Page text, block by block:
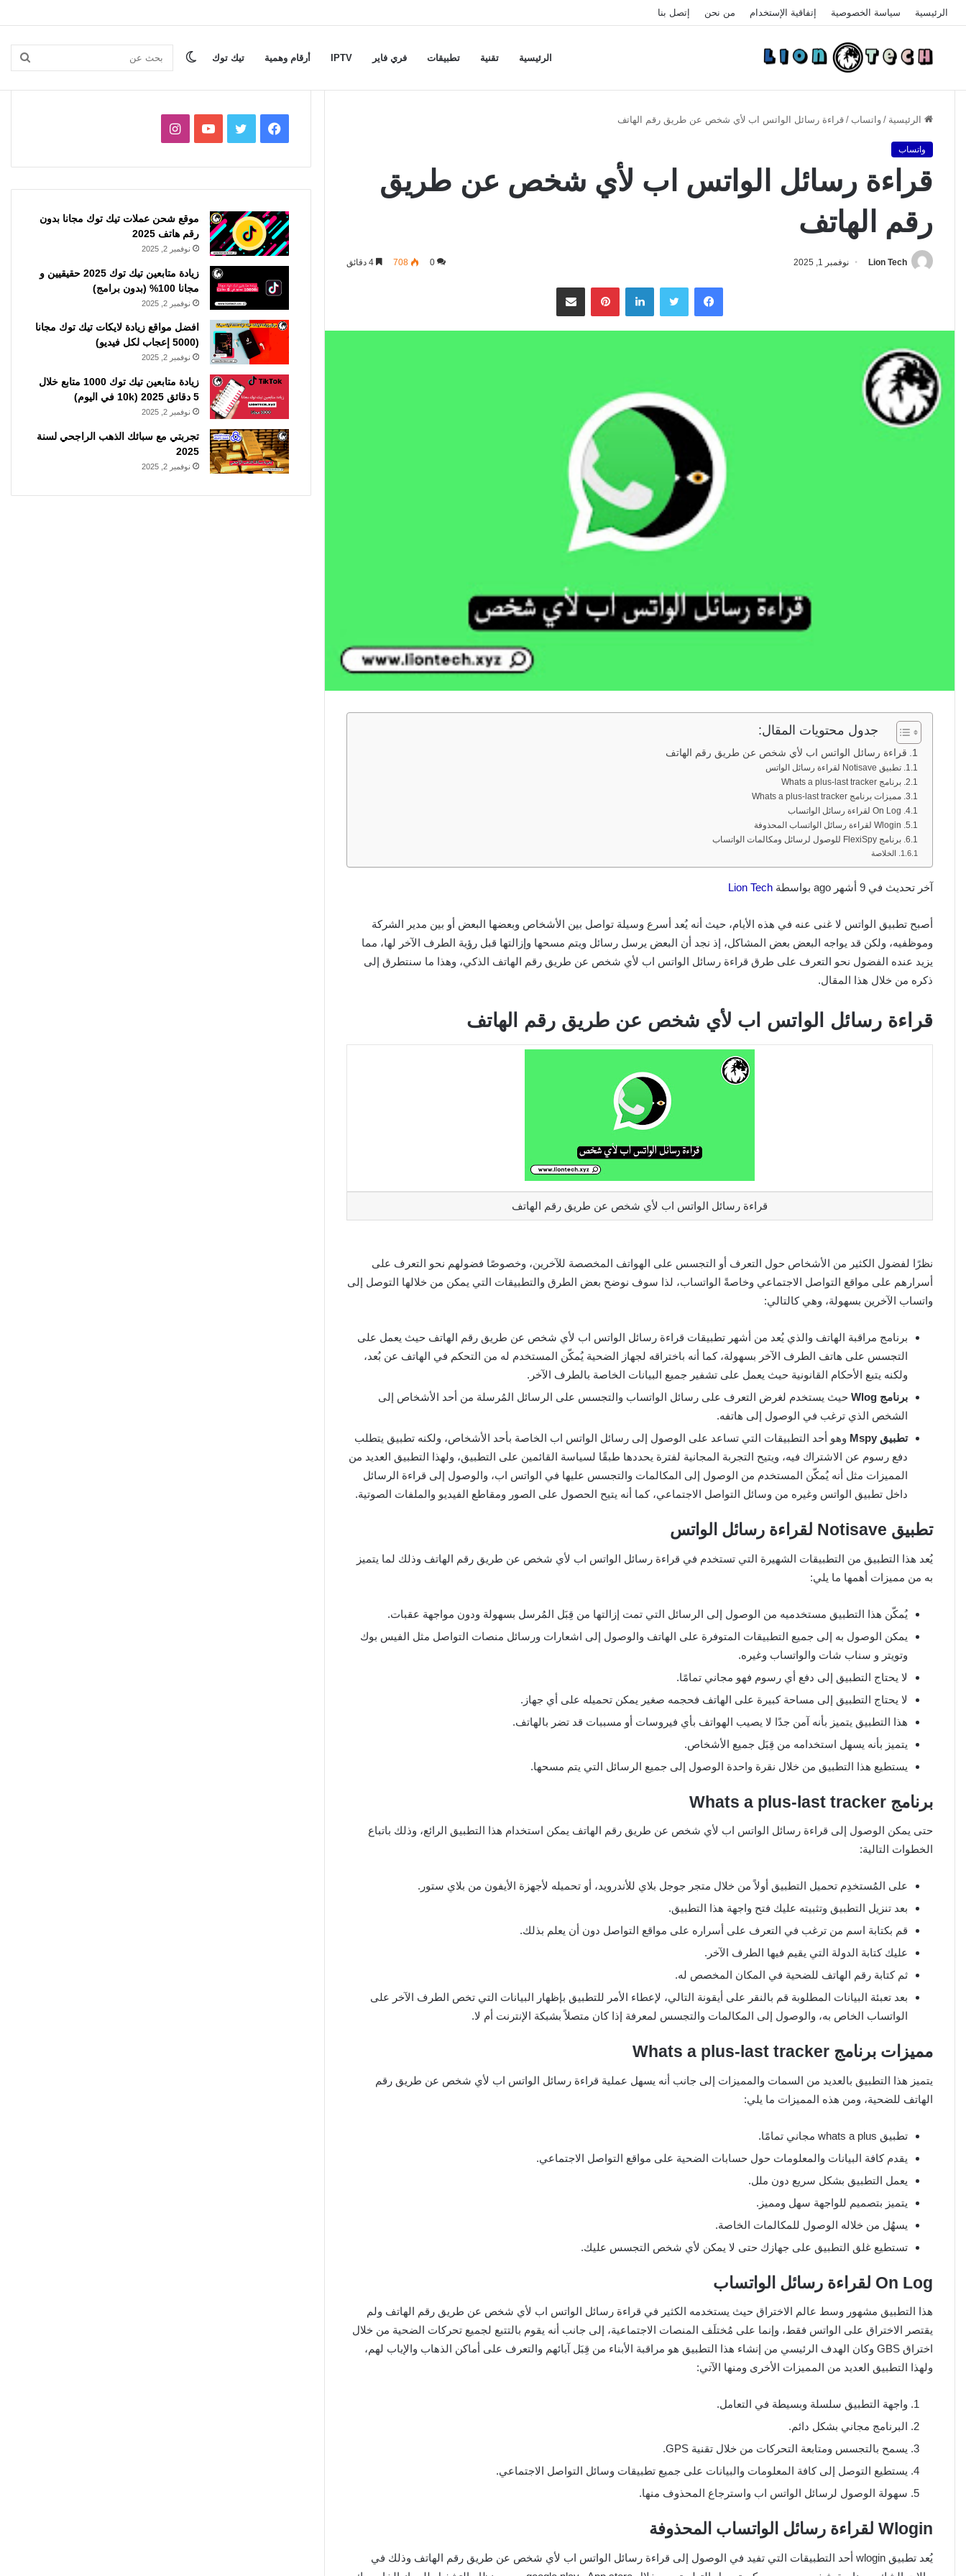
الرئيسية سياسة الخصوصية إتفاقية الإستخدام من نحن إتصل بنا
الرئيسية تقنية تطبيقات فري فاير IPTV أرقام وهمية تيك توك بحث الوضع
المظلم الرئيسية / واتساب / قراءة رسائل الواتس اب لأي شخص عن طريق رقم الهاتف
واتساب
قراءة رسائل الواتس اب لأي شخص عن طريق
رقم الهاتف
Lion Tech نوفمبر 1, 2025 0
708
فيسبوك تويتر لينكدإن بينتيريستمشاركة عبر البريد
جدول محتويات المقال:
قراءة رسائل الواتس اب لأي شخص عن طريق رقم الهاتف
تطبيق Notisave لقراءة رسائل الواتس
برنامج Whats a plus-last tracker
مميزات برنامج Whats a plus-last tracker
On Log لقراءة رسائل الواتساب
Wlogin لقراءة رسائل الواتساب المحذوفة
برنامج FlexiSpy للوصول لرسائل ومكالمات الواتساب
الخلاصة
آخر تحديث في 9 أشهر ago بواسطة Lion Tech
أصبح تطبيق الواتس لا غنى عنه في هذه الأيام، حيث أنه يُعد أسرع وسيلة تواصل بين الأشخاص وبعضها البعض أو بين مدير الشركة
وموظفيه، ولكن قد يواجه البعض بعض المشاكل، إذ نجد أن البعض يرسل رسائل ويتم مسحها وإزالتها قبل رؤية الطرف الآخر لها، مما
يزيد عنده الفضول نحو التعرف على طرق قراءة رسائل الواتس اب لأي شخص عن طريق رقم الهاتف الذكي، وهذا ما سنتطرق إلى
ذكره من خلال هذا المقال.
قراءة رسائل الواتس اب لأي شخص عن طريق رقم الهاتف
قراءة رسائل الواتس اب لأي شخص عن طريق رقم الهاتف
نظرًا لفضول الكثير من الأشخاص حول التعرف أو التجسس على الهواتف المخصصة للآخرين، وخصوصًا فضولهم نحو التعرف على
أسرارهم على مواقع التواصل الاجتماعي وخاصةً الواتساب، لذا سوف نوضح بعض الطرق والتطبيقات التي يمكن من خلالها التوصل إلى
واتساب الآخرين بسهولة، وهي كالتالي:
برنامج مراقبة الهاتف والذي يُعد من أشهر تطبيقات قراءة رسائل الواتس اب لأي شخص عن طريق رقم الهاتف حيث يعمل على
التجسس على هاتف الطرف الآخر بسهولة، كما أنه باختراقه لجهاز الضحية يُمكّن المستخدم له من التحكم في الهاتف عن بُعد،
ولكنه يتبع الأحكام القانونية حيث يعمل على تشفير جميع البيانات الخاصة بالطرف الآخر.
برنامج Wlog
حيث يستخدم لغرض التعرف على رسائل الواتساب والتجسس على الرسائل المُرسلة من أحد الأشخاص إلى
الشخص الذي ترغب في الوصول إلى هاتفه.
تطبيق Mspy
وهو أحد التطبيقات التي تساعد على الوصول إلى رسائل الواتس اب الخاصة بأحد الأشخاص، ولكنه تطبيق يتطلب
دفع رسوم عن الاشتراك فيه، ويتيح التجربة المجانية لفترة يحددها طبقًا لسياسة القائمين على التطبيق، ولهذا التطبيق العديد من
المميزات مثل أنه يُمكّن المستخدم من الوصول إلى المكالمات والتجسس عليها في الواتس اب، والوصول إلى قراءة الرسائل
داخل تطبيق الواتس وغيره من وسائل التواصل الاجتماعي، كما أنه يتيح الحصول على الصور ومقاطع الفيديو والملفات الصوتية.
تطبيق Notisave لقراءة رسائل الواتس
يُعد هذا التطبيق من التطبيقات الشهيرة التي تستخدم في قراءة رسائل الواتس اب لأي شخص عن طريق رقم الهاتف وذلك لما يتميز
به من مميزات أهمها ما يلي:
يُمكّن هذا التطبيق مستخدميه من الوصول إلى الرسائل التي تمت إزالتها من قِبَل المُرسل بسهولة ودون مواجهة عقبات.
يمكن الوصول به إلى جميع التطبيقات المتوفرة على الهاتف والوصول إلى اشعارات ورسائل منصات التواصل مثل الفيس بوك
وتويتر و سناب شات والواتساب وغيره.
لا يحتاج التطبيق إلى دفع أي رسوم فهو مجاني تمامًا.
لا يحتاج التطبيق إلى مساحة كبيرة على الهاتف فحجمه صغير يمكن تحميله على أي جهاز.
هذا التطبيق يتميز بأنه آمن جدًا لا يصيب الهواتف بأي فيروسات أو مسببات قد تضر بالهاتف.
يتميز بأنه يسهل استخدامه من قِبَل جميع الأشخاص.
يستطيع هذا التطبيق من خلال نقرة واحدة الوصول إلى جميع الرسائل التي يتم مسحها.
برنامج Whats a plus-last tracker
حتى يمكن الوصول إلى قراءة رسائل الواتس اب لأي شخص عن طريق رقم الهاتف يمكن استخدام هذا التطبيق الرائع، وذلك باتباع
الخطوات التالية:
على المُستخدِم تحميل التطبيق أولاً من خلال متجر جوجل بلاي للأندرويد، أو تحميله لأجهزة الأيفون من بلاي ستور.
بعد تنزيل التطبيق وتثبيته عليك فتح واجهة هذا التطبيق.
قم بكتابة اسم من ترغب في التعرف على أسراره على مواقع التواصل دون أن يعلم بذلك.
عليك كتابة الدولة التي يقيم فيها الطرف الآخر.
ثم كتابة رقم الهاتف للضحية في المكان المخصص له.
بعد تعبئة البيانات المطلوبة قم بالنقر على أيقونة التالي، لإعطاء الأمر للتطبيق بإظهار البيانات التي تخص الطرف الآخر على
الواتساب الخاص به، والوصول إلى المكالمات والتجسس لمعرفة إذا كان متصلاً بشبكة الإنترنت أم لا.
مميزات برنامج Whats a plus-last tracker
يتميز هذا التطبيق بالعديد من السمات والمميزات إلى جانب أنه يسهل عملية قراءة رسائل الواتس اب لأي شخص عن طريق رقم
الهاتف للضحية، ومن هذه المميزات ما يلي:
تطبيق whats a plus مجاني تمامًا.
يقدم كافة البيانات والمعلومات حول حسابات الضحية على مواقع التواصل الاجتماعي.
يعمل التطبيق بشكل سريع دون ملل.
يتميز بتصميم للواجهة سهل ومميز.
يسهُل من خلاله الوصول للمكالمات الخاصة.
تستطيع غلق التطبيق على جهازك حتى لا يمكن لأي شخص التجسس عليك.
On Log لقراءة رسائل الواتساب
هذا التطبيق مشهور وسط عالم الاختراق حيث يستخدمه الكثير في قراءة رسائل الواتس اب لأي شخص عن طريق رقم الهاتف ولم
يقتصر الاختراق على الواتس فقط، وإنما على مُختلَف المنصات الاجتماعية، إلى جانب أنه يقوم بالتتبع لجميع تحركات الضحية من خلال
اختراق GBS وكان الهدف الرئيسي من إنشاء هذا التطبيق هو مراقبة الأبناء من قِبَل آبائهم والتعرف على أماكن الذهاب والإياب لهم،
ولهذا التطبيق العديد من المميزات الأخرى ومنها الآتي:
واجهة التطبيق سلسلة وبسيطة في التعامل.
البرنامج مجاني بشكل دائم.
يسمح بالتجسس ومتابعة التحركات من خلال تقنية GPS.
يستطيع التوصل إلى كافة المعلومات والبيانات على جميع تطبيقات وسائل التواصل الاجتماعي.
سهولة الوصول لرسائل الواتس اب واسترجاع المحذوف منها.
Wlogin لقراءة رسائل الواتساب المحذوفة
يُعد تطبيق wlogin أحد التطبيقات التي تفيد في الوصول إلى قراءة رسائل الواتس اب لأي شخص عن طريق رقم الهاتف وذلك في
فيسبوكتويتر يوتيوبانستقرام
موقع شحن عملات تيك توك مجانا بدون
رقم هاتف 2025
نوفمبر 2, 2025
زيادة متابعين تيك توك 2025 حقيقيين و
مجانا 100% (بدون برامج)
نوفمبر 2, 2025
افضل مواقع زيادة لايكات تيك توك مجانا
(5000 إعجاب لكل فيديو)
نوفمبر 2, 2025
زيادة متابعين تيك توك 1000 متابع خلال
5 دقائق 2025 (10k في اليوم)
نوفمبر 2, 2025
تجربتي مع سبائك الذهب الراجحي لسنة
2025
نوفمبر 2, 2025